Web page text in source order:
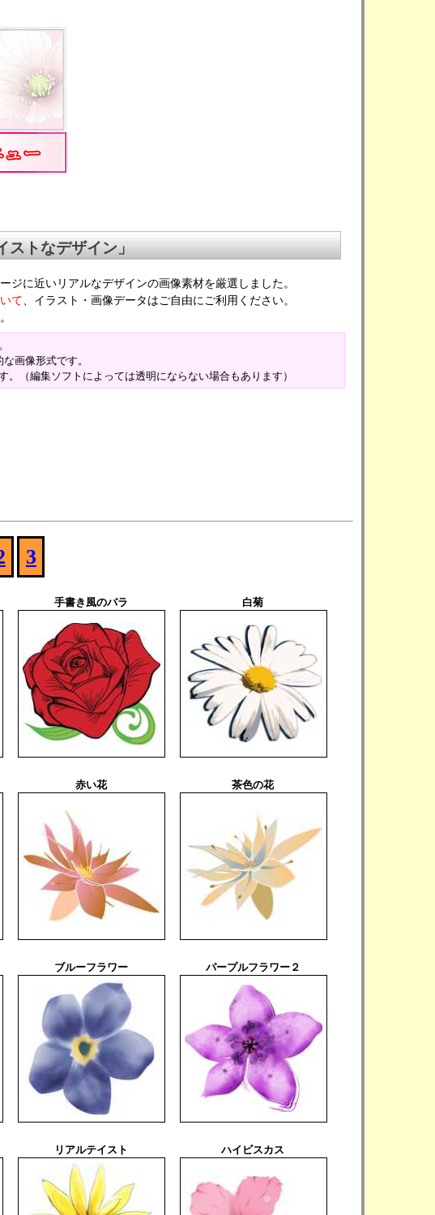
トなデザイン」
に近いリアルなデザインの画像素材を厳選しました。
て 、イラスト・画像データはご自由にご利用ください。
画像形式です。
。（編集ソフトによっては透明にならない場合もあります）
3
手書き風のバラ 白菊
赤い花 茶色の花
ブルーフラワー パープルフラワー２
リアルテイスト ハイビスカス